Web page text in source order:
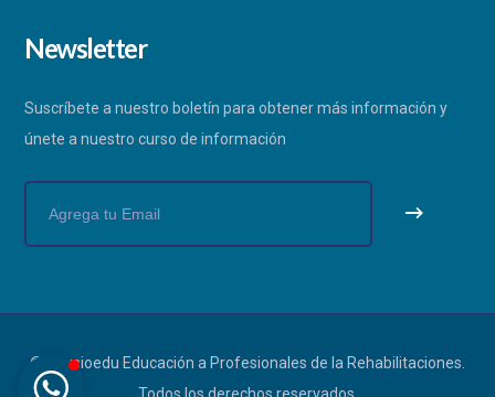
Respondemos a la brevedad
Newsletter
Suscríbete a nuestro boletín para obtener más información y
únete a nuestro curso de información
© Physioedu Educación a Profesionales de la Rehabilitaciones.